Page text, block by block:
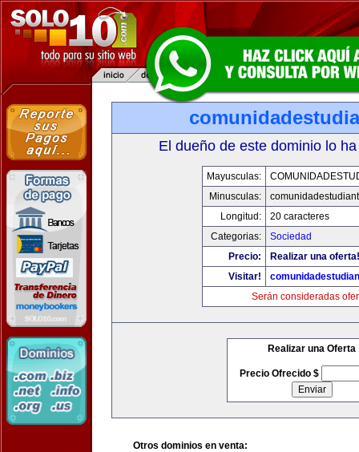
El dueño de este dominio lo
Mayusculas:
Minusculas:
Longitud:
20 caracteres
Categorias:
Sociedad
Precio:
Realizar una oferta!
Visitar!
Serán consideradas
Realizar una Oferta
Precio Ofrecido $
Otros dominios en venta: